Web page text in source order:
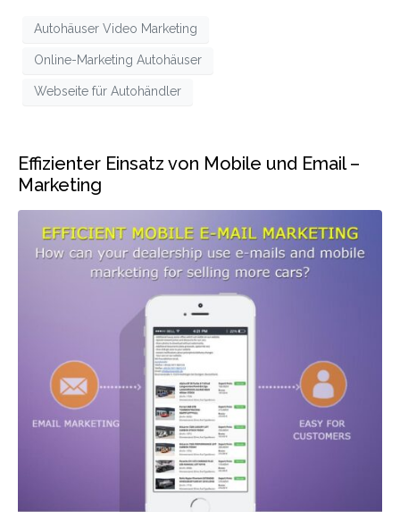
Autohäuser Video Marketing
Online-Marketing Autohäuser
Webseite für Autohändler
Effizienter Einsatz von Mobile und Email –
Marketing